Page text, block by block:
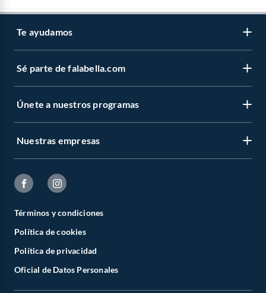
Te ayudamos
Sé parte de falabella.com
Únete a nuestros programas
Nuestras empresas
Términos y condiciones
Política de cookies
Política de privacidad
Oficial de Datos Personales